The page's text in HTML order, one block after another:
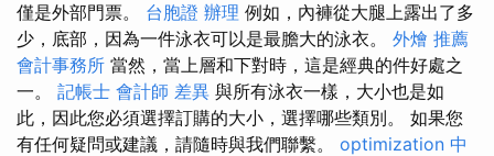
僅是外部門票。 台胞證 辦理 例如，內褲從大腿上露出了多
少，底部，因為一件泳衣可以是最膽大的泳衣。 外燴 推薦
會計事務所 當然，當上層和下對時，這是經典的件好處之
一。 記帳士 會計師 差異 與所有泳衣一樣，大小也是如
此，因此您必須選擇訂購的大小，選擇哪些類別。 如果您
有任何疑問或建議，請隨時與我們聯繫。 optimization 中